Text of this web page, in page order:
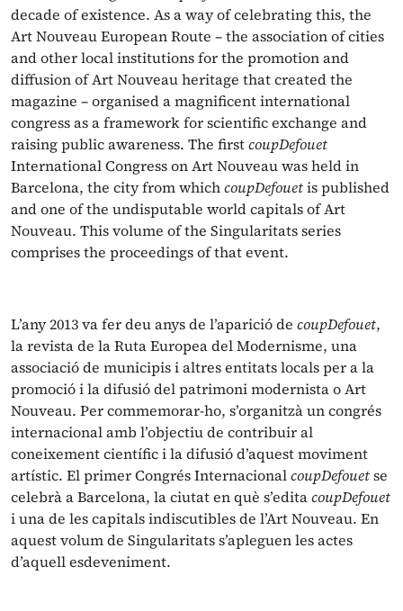
decade of existence. As a way of celebrating this, the
Art Nouveau European Route – the association of cities
and other local institutions for the promotion and
diffusion of Art Nouveau heritage that created the
magazine – organised a magnificent international
congress as a framework for scientific exchange and
raising public awareness. The firstcoupDefouet
International Congress on Art Nouveau was held in
Barcelona, the city from whichcoupDefouetis published
and one of the undisputable world capitals of Art
Nouveau. This volume of the Singularitats series
comprises the proceedings of that event.
L’any 2013 va fer deu anys de l’aparició de coupDefouet,
la revista de la Ruta Europea del Modernisme, una
associació de municipis i altres entitats locals per a la
promoció i la difusió del patrimoni modernista o Art
Nouveau. Per commemorar-ho, s’organitzà un congrés
internacional amb l’objectiu de contribuir al
coneixement científic i la difusió d’aquest moviment
artístic. El primer Congrés InternacionalcoupDefouetse
celebrà a Barcelona, la ciutat en què s’editacoupDefouet
i una de les capitals indiscutibles de l’Art Nouveau. En
aquest volum de Singularitats s’apleguen les actes
d’aquell esdeveniment.